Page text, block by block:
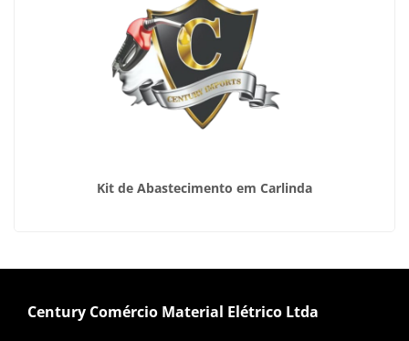
Kit de Abastecimento em Carlinda
Century Comércio Material Elétrico Ltda